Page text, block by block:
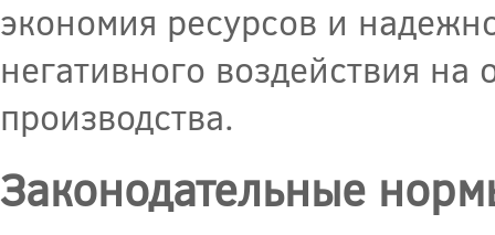
экономия ресурсов и
негативного воздействия
производства.
Законодательные